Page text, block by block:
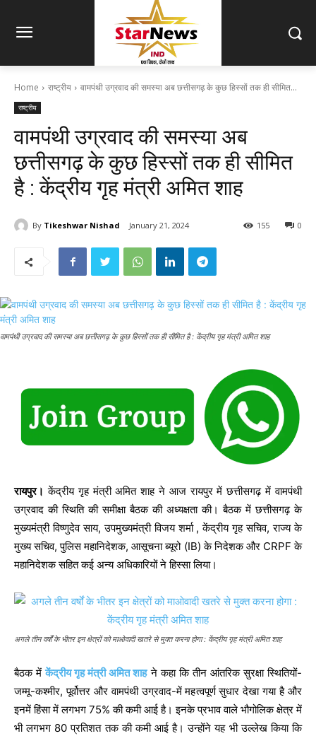
Home राष्ट्रीय वामपंथी उग्रवाद की समस्या अब छत्तीसगढ़ के कुछ हिस्सों तक ही सीमित...
राष्ट्रीय
वामपंथी उग्रवाद की समस्या अब
छत्तीसगढ़ के कुछ हिस्सों तक ही सीमित
है : केंद्रीय गृह मंत्री अमित शाह
By Tikeshwar Nishad January 21, 2024 0
155
वामपंथी उग्रवाद की समस्या अब छत्तीसगढ़ के कुछ हिस्सों तक ही सीमित है : केंद्रीय गृह मंत्री अमित शाह
रायपुर। केंद्रीय गृह मंत्री अमित शाह ने आज रायपुर में छत्तीसगढ़ में वामपंथी
उग्रवाद की स्थिति की समीक्षा बैठक की अध्यक्षता की। बैठक में छत्तीसगढ़ के
मुख्यमंत्री विष्णुदेव साय, उपमुख्यमंत्री विजय शर्मा , केंद्रीय गृह सचिव, राज्य के
मुख्य सचिव, पुलिस महानिदेशक, आसूचना ब्यूरो (IB) के निदेशक और CRPF के
महानिदेशक सहित कई अन्य अधिकारियों ने हिस्सा लिया।
अगले तीन वर्षों के भीतर इन क्षेत्रों को माओवादी खतरे से मुक्त करना होगा : केंद्रीय गृह मंत्री अमित शाह
बैठक मेंकेंद्रीय गृह मंत्री अमित शाहने कहा कि तीन आंतरिक सुरक्षा स्थितियों-
जम्मू-कश्मीर, पूर्वोत्तर और वामपंथी उग्रवाद-में महत्वपूर्ण सुधार देखा गया है और
इनमें हिंसा में लगभग 75% की कमी आई है। इनके प्रभाव वाले भौगोलिक क्षेत्र में
भी लगभग 80 प्रतिशत तक की कमी आई है। उन्होंने यह भी उल्लेख किया कि